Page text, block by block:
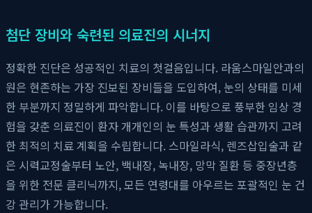
첨단 장비와 숙련된 의료진의 시너지
정확한 진단은 성공적인 치료의 첫걸음입니다. 라움스마일안과의
원은 현존하는 가장 진보된 장비들을 도입하여, 눈의 상태를 미세
한 부분까지 정밀하게 파악합니다. 이를 바탕으로 풍부한 임상 경
험을 갖춘 의료진이 환자 개개인의 눈 특성과 생활 습관까지 고려
한 최적의 치료 계획을 수립합니다. 스마일라식, 렌즈삽입술과 같
은 시력교정술부터 노안, 백내장, 녹내장, 망막 질환 등 중장년층
을 위한 전문 클리닉까지, 모든 연령대를 아우르는 포괄적인 눈 건
강 관리가 가능합니다.